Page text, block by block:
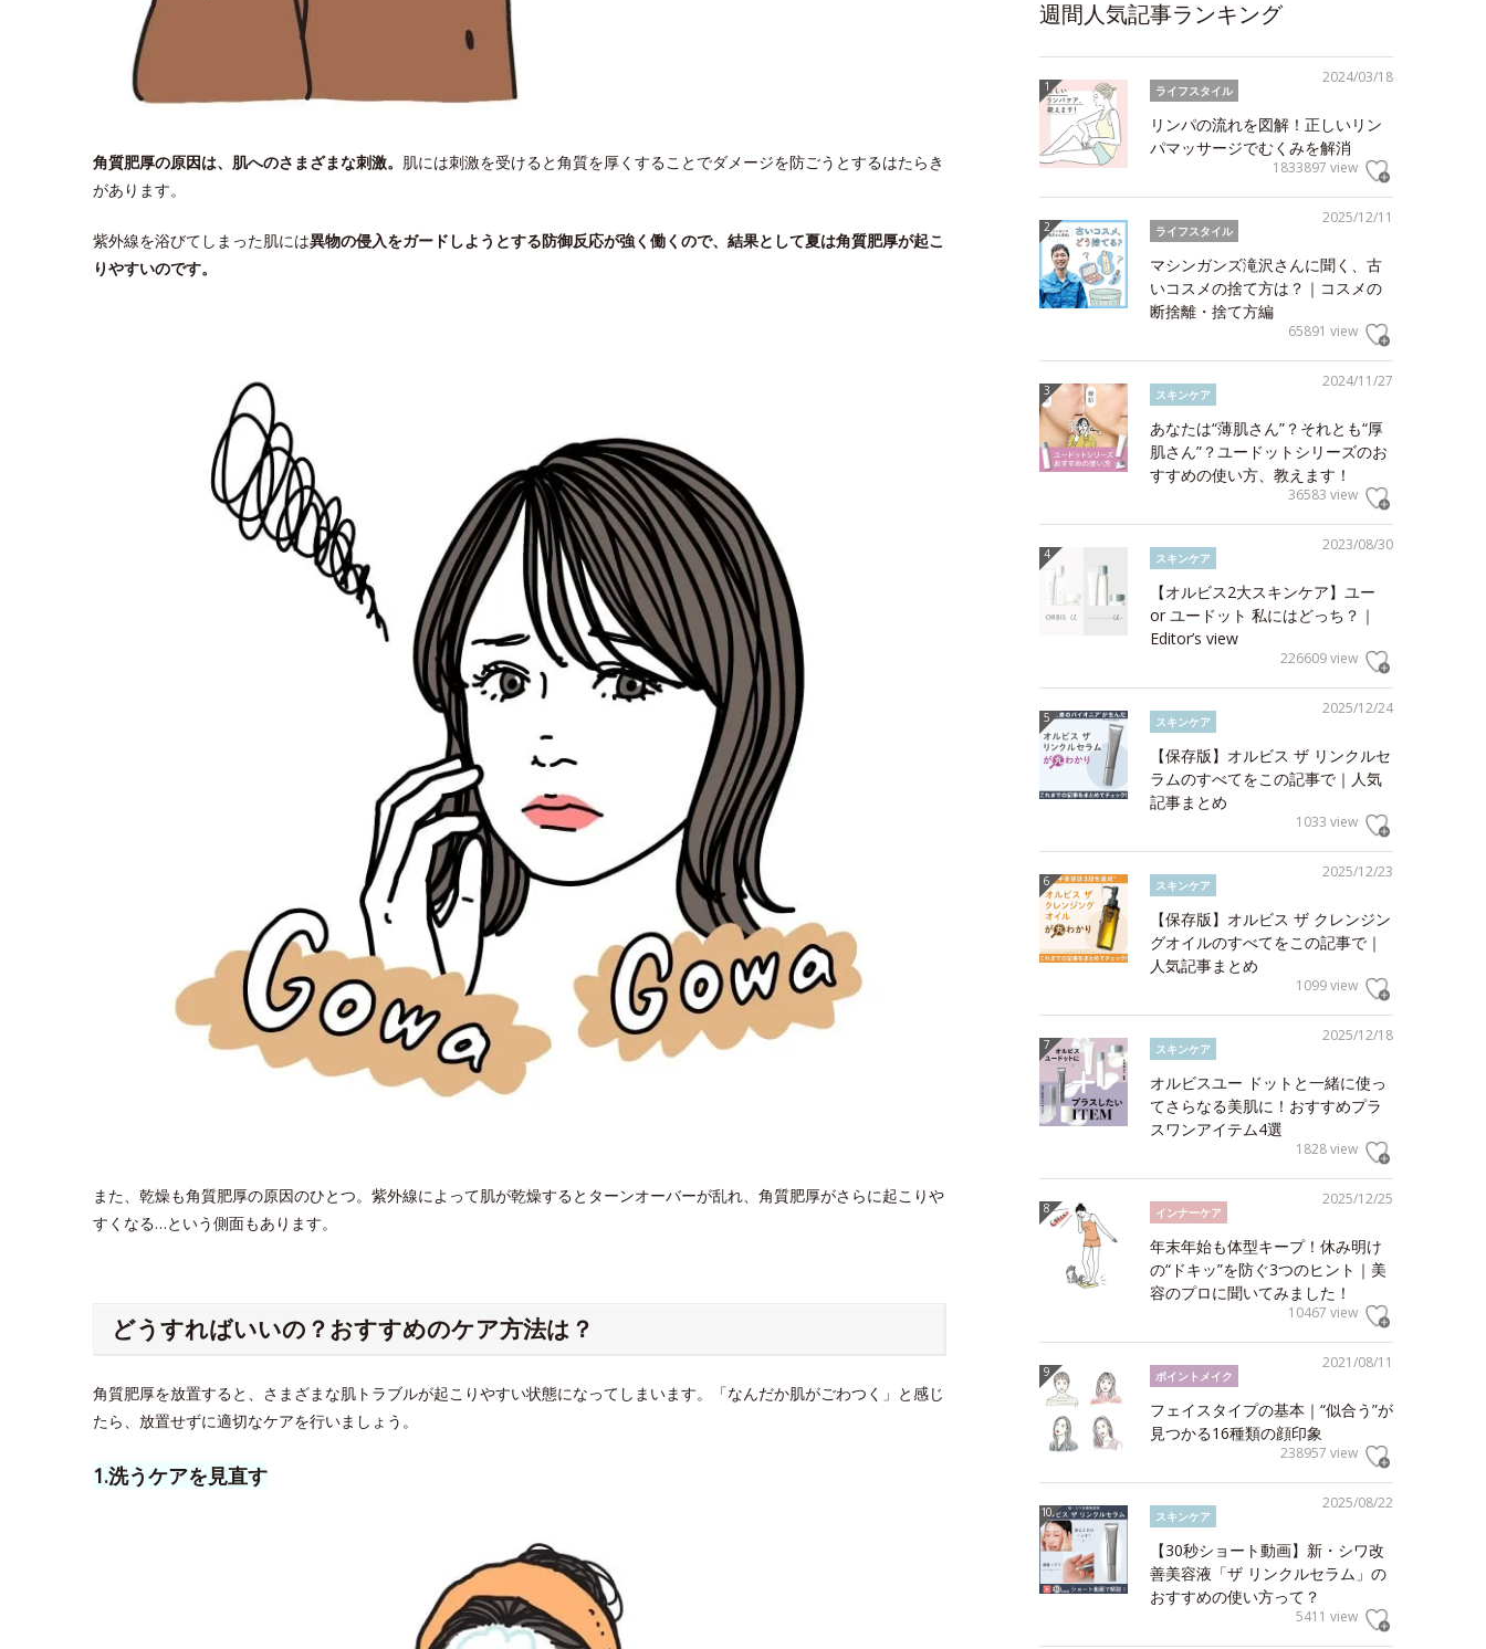
角質肥厚の原因は、肌へのさまざまな刺激。 肌には刺激を受けると角質を厚くすることでダメージを防ごうとするはたらき
があります。
紫外線を浴びてしまった肌には異物の侵入をガードしようとする防御反応が強く働くので、結果として夏は角質肥厚が起こ
りやすいのです。
また、乾燥も角質肥厚の原因のひとつ。紫外線によって肌が乾燥するとターンオーバーが乱れ、角質肥厚がさらに起こりや
すくなる…という側面もあります。
どうすればいいの？おすすめのケア方法は？
角質肥厚を放置すると、さまざまな肌トラブルが起こりやすい状態になってしまいます。「なんだか肌がごわつく」と感じ
たら、放置せずに適切なケアを行いましょう。
1.洗うケアを見直す
週間人気記事ランキング
2024/03/18
ライフスタイル
リンパの流れを図解！正しいリン
パマッサージでむくみを解消
1833897 view
2025/12/11
ライフスタイル
マシンガンズ滝沢さんに聞く、古
いコスメの捨て方は？｜コスメの
断捨離・捨て方編
65891 view
2024/11/27
スキンケア
あなたは“薄肌さん”？それとも“厚
肌さん”？ユードットシリーズのお
すすめの使い方、教えます！
36583 view
2023/08/30
スキンケア
【オルビス2大スキンケア】ユー
or ユードット 私にはどっち？｜
Editor’s view
226609 view
2025/12/24
スキンケア
【保存版】オルビス ザ リンクルセ
ラムのすべてをこの記事で｜人気
記事まとめ
1033 view
2025/12/23
スキンケア
【保存版】オルビス ザ クレンジン
グオイルのすべてをこの記事で｜
人気記事まとめ
1099 view
2025/12/18
スキンケア
オルビスユー ドットと一緒に使っ
てさらなる美肌に！おすすめプラ
スワンアイテム4選
1828 view
2025/12/25
インナーケア
年末年始も体型キープ！休み明け
の“ドキッ”を防ぐ3つのヒント｜美
容のプロに聞いてみました！
10467 view
2021/08/11
ポイントメイク
フェイスタイプの基本｜“似合う”が
見つかる16種類の顔印象
238957 view
2025/08/22
スキンケア
【30秒ショート動画】新・シワ改
善美容液「ザ リンクルセラム」の
おすすめの使い方って？
5411 view